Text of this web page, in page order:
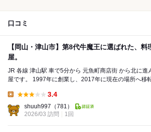
口コミ
【岡山・津山市】第8代牛魔王に選ばれた、料
屋。
JR 各線 津山駅 車で5分から 元魚町商店街 から北に進んだ先にある居酒
屋です。 1997年に創業し、2017年に現在の場所へ移転されました。 新
3.4
shuuh997 （781）
2026/03 訪問
1回